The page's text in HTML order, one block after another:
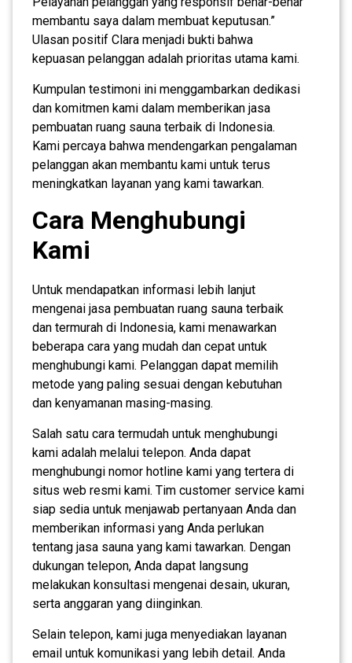
membantu saya dalam membuat keputusan.”
Ulasan positif Clara menjadi bukti bahwa
kepuasan pelanggan adalah prioritas utama kami.
Kumpulan testimoni ini menggambarkan dedikasi
dan komitmen kami dalam memberikan jasa
pembuatan ruang sauna terbaik di Indonesia.
Kami percaya bahwa mendengarkan pengalaman
pelanggan akan membantu kami untuk terus
meningkatkan layanan yang kami tawarkan.
Cara Menghubungi
Kami
Untuk mendapatkan informasi lebih lanjut
mengenai jasa pembuatan ruang sauna terbaik
dan termurah di Indonesia, kami menawarkan
beberapa cara yang mudah dan cepat untuk
menghubungi kami. Pelanggan dapat memilih
metode yang paling sesuai dengan kebutuhan
dan kenyamanan masing-masing.
Salah satu cara termudah untuk menghubungi
kami adalah melalui telepon. Anda dapat
menghubungi nomor hotline kami yang tertera di
situs web resmi kami. Tim customer service kami
siap sedia untuk menjawab pertanyaan Anda dan
memberikan informasi yang Anda perlukan
tentang jasa sauna yang kami tawarkan. Dengan
dukungan telepon, Anda dapat langsung
melakukan konsultasi mengenai desain, ukuran,
serta anggaran yang diinginkan.
Selain telepon, kami juga menyediakan layanan
email untuk komunikasi yang lebih detail. Anda